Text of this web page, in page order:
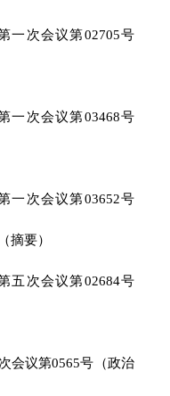
一次会议第02705号
一次会议第03468号
一次会议第03652号
摘要）
五次会议第02684号
会议第0565号（政治